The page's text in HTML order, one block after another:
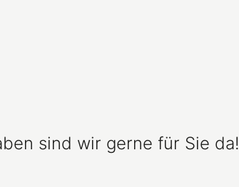
sind wir gerne für Sie da!